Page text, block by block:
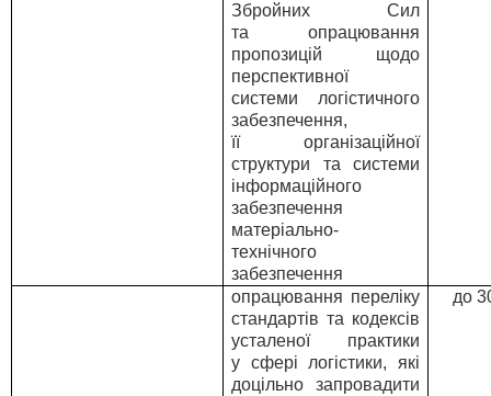
Збройних Сил
та опрацювання
пропозицій щодо
перспективної
системи логістичного
забезпечення,
її організаційної
структури та системи
інформаційного
забезпечення
матеріально-
технічного
забезпечення
опрацювання переліку
стандартів та кодексів
усталеної практики
у сфері логістики, які
доцільно запровадити
до